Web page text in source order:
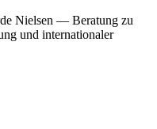
Nielsen — Beratung zu
und internationaler